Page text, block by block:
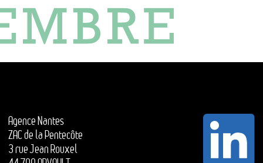
Agence Nantes
ZAC de la Pentecôte
3 rue Jean Rouxel